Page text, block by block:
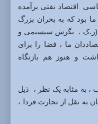
اقتصاد نفتی برآمده
بود که به بحران بزرگ
(ر.ک . نگرش سیستمی و
ما ، فضا را برای
و هنوز هم بازنگاه
، به مثابه یک نظر ، ذیل
به نقل از تجارت فردا ،